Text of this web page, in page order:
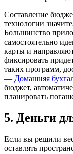
Составление
технологии
Большинство
самостоятельно
карты и
фиксировать
таких программ,
— Домашняя
бюджет,
планировать
5. Деньги
Если вы решили
оставлять